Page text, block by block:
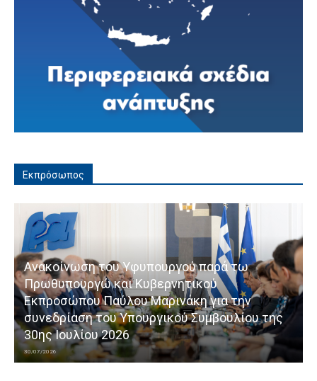
Εκπρόσωπος
Ανακοίνωση του Υφυπουργού παρά τω
Πρωθυπουργώ και Κυβερνητικού
Εκπροσώπου Παύλου Μαρινάκη για την
συνεδρίαση του Υπουργικού Συμβουλίου της
30ης Ιουλίου 2026
30/07/2026